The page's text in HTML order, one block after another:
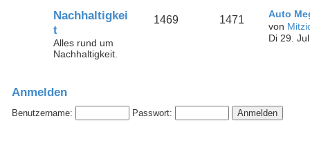
Nachhaltigkei
t
Alles rund um
Nachhaltigkeit.
1469 1471
Auto
von
Di 29.
Anmelden
Benutzername: Passwort: